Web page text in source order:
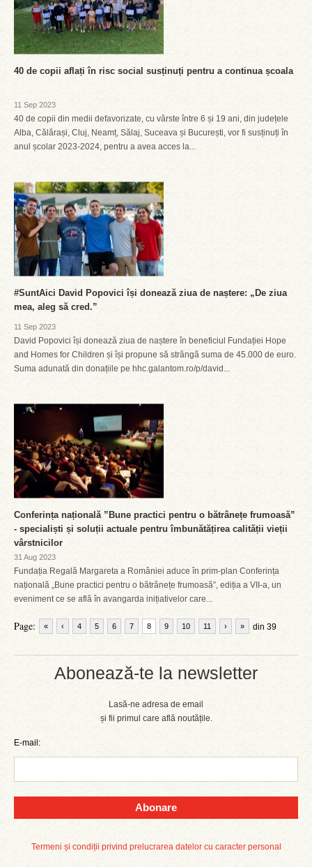
Abonează-te la newsletter
Lasă-ne adresa de email
și fii primul care află noutățile.
E-mail:
Abonare
Termeni și condiții privind prelucrarea datelor cu caracter personal
40 de copii aflați în risc social susținuți pentru a continua școala
11 Sep 2023
40 de copii din medii defavorizate, cu vârste între 6 și 19 ani, din județele
Alba, Călărași, Cluj, Neamț, Sălaj, Suceava și București, vor fi susținuți în
anul școlar 2023-2024, pentru a avea acces la...
#SuntAici David Popovici își donează ziua de naștere: „De ziua
mea, aleg să cred.”
11 Sep 2023
David Popovici își donează ziua de naștere în beneficiul Fundației Hope
and Homes for Children și își propune să strângă suma de 45.000 de euro.
Suma adunată din donațiile pe hhc.galantom.ro/p/david...
Conferința națională ”Bune practici pentru o bătrânețe frumoasă”
- specialiști și soluții actuale pentru îmbunătățirea calității vieții
vârstnicilor
31 Aug 2023
Fundația Regală Margareta a României aduce în prim-plan Conferința
națională „Bune practici pentru o bătrânețe frumoasă”, ediția a VII-a, un
eveniment ce se află în avangarda inițiativelor care...
Page: « ‹ 4 5 6 7 8 9 10 11 din 39
› »